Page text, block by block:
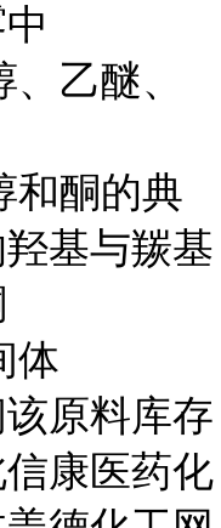
乙醚、
和酮的典
基与羰基
体
原料库存
康医药化